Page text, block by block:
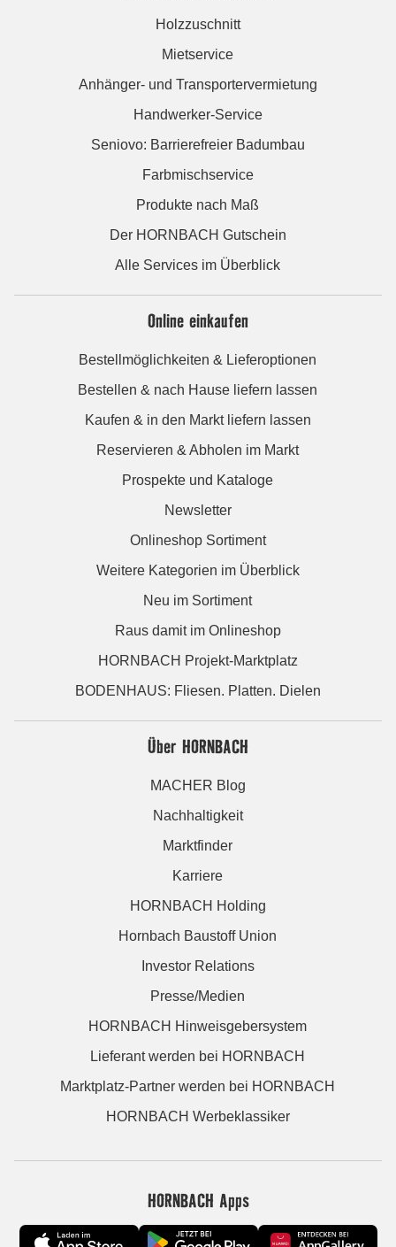
Holzzuschnitt
Mietservice
Anhänger- und Transportervermietung
Handwerker-Service
Seniovo: Barrierefreier Badumbau
Farbmischservice
Produkte nach Maß
Der HORNBACH Gutschein
Alle Services im Überblick
Online einkaufen
Bestellmöglichkeiten & Lieferoptionen
Bestellen & nach Hause liefern lassen
Kaufen & in den Markt liefern lassen
Reservieren & Abholen im Markt
Prospekte und Kataloge
Newsletter
Onlineshop Sortiment
Weitere Kategorien im Überblick
Neu im Sortiment
Raus damit im Onlineshop
HORNBACH Projekt-Marktplatz
BODENHAUS: Fliesen. Platten. Dielen
Über HORNBACH
MACHER Blog
Nachhaltigkeit
Marktfinder
Karriere
HORNBACH Holding
Hornbach Baustoff Union
Investor Relations
Presse/Medien
HORNBACH Hinweisgebersystem
Lieferant werden bei HORNBACH
Marktplatz-Partner werden bei HORNBACH
HORNBACH Werbeklassiker
HORNBACH Apps